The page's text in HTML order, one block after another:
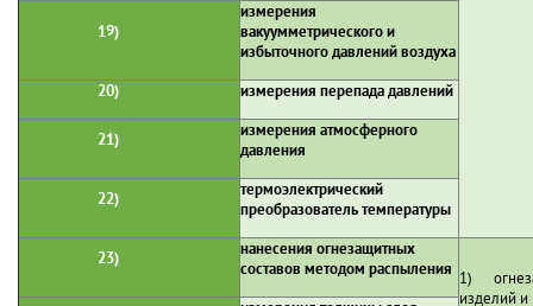
19)
измерения
вакуумметрического и
избыточного давлений воздуха
20)
измерения перепада давлений
21)
измерения атмосферного
давления
22)
термоэлектрический
преобразователь температуры
23)
нанесения огнезащитных
составов методом распыления 1)
изделий и